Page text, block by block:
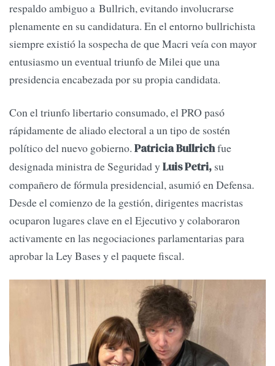
respaldo ambiguo a Bullrich, evitando involucrarse
plenamente en su candidatura. En el entorno bullrichista
siempre existió la sospecha de que Macri veía con mayor
entusiasmo un eventual triunfo de Milei que una
presidencia encabezada por su propia candidata.
Con el triunfo libertario consumado, el PRO pasó
rápidamente de aliado electoral a un tipo de sostén
político del nuevo gobierno. Patricia Bullrichfue
designada ministra de Seguridad y Luis Petri, su
compañero de fórmula presidencial, asumió en Defensa.
Desde el comienzo de la gestión, dirigentes macristas
ocuparon lugares clave en el Ejecutivo y colaboraron
activamente en las negociaciones parlamentarias para
aprobar la Ley Bases y el paquete fiscal.